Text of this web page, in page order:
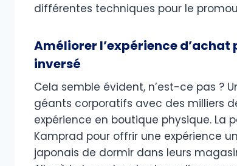
différentes techniques pour le
Améliorer l’expérience d’achat
inversé
Cela semble évident, n’est-ce pas ?
géants corporatifs avec des milliers
expérience en boutique physique. La
Kamprad pour offrir une expérience
japonais de dormir dans leurs